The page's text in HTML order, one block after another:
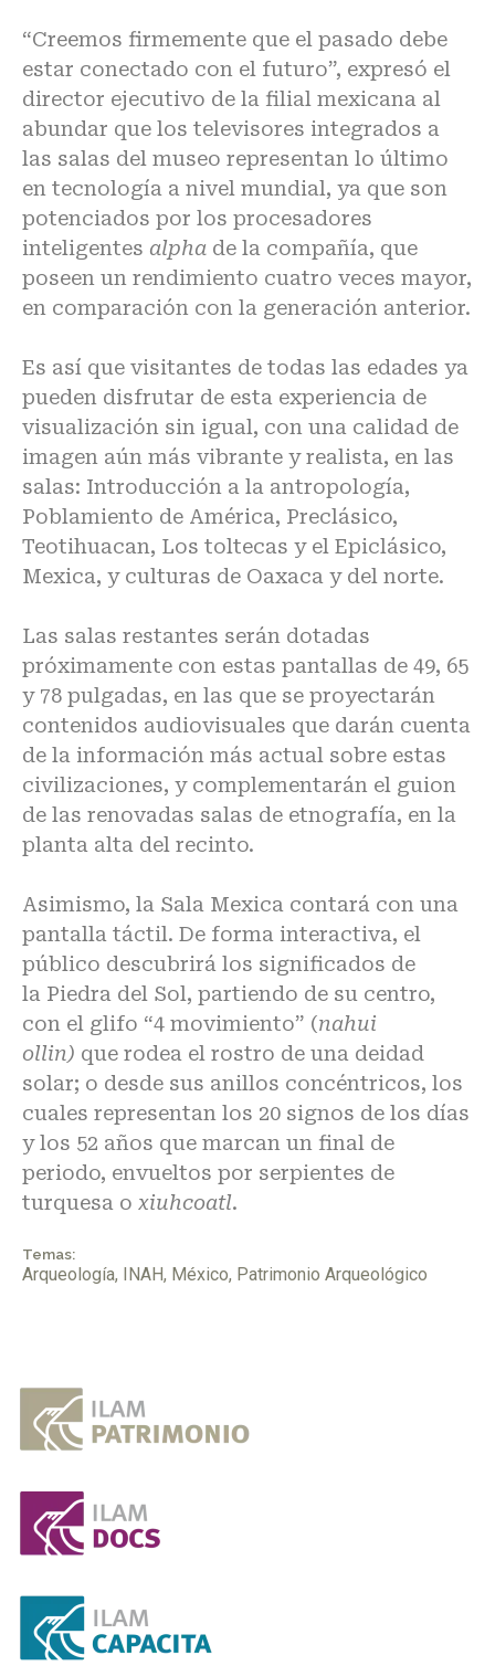
“Creemos firmemente que el pasado debe
estar conectado con el futuro”, expresó el
director ejecutivo de la filial mexicana al
abundar que los televisores integrados a
las salas del museo representan lo último
en tecnología a nivel mundial, ya que son
potenciados por los procesadores
inteligentes alpha de la compañía, que
poseen un rendimiento cuatro veces mayor,
en comparación con la generación anterior.
Es así que visitantes de todas las edades ya
pueden disfrutar de esta experiencia de
visualización sin igual, con una calidad de
imagen aún más vibrante y realista, en las
salas: Introducción a la antropología,
Poblamiento de América, Preclásico,
Teotihuacan, Los toltecas y el Epiclásico,
Mexica, y culturas de Oaxaca y del norte.
Las salas restantes serán dotadas
próximamente con estas pantallas de 49, 65
y 78 pulgadas, en las que se proyectarán
contenidos audiovisuales que darán cuenta
de la información más actual sobre estas
civilizaciones, y complementarán el guion
de las renovadas salas de etnografía, en la
planta alta del recinto.
Asimismo, la Sala Mexica contará con una
pantalla táctil. De forma interactiva, el
público descubrirá los significados de
la Piedra del Sol, partiendo de su centro,
con el glifo “4 movimiento” (nahui
ollin) que rodea el rostro de una deidad
solar; o desde sus anillos concéntricos, los
cuales representan los 20 signos de los días
y los 52 años que marcan un final de
periodo, envueltos por serpientes de
turquesa o xiuhcoatl.
Temas:
Arqueología, INAH, México, Patrimonio Arqueológico